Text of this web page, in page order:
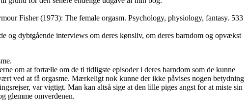
Fisher (1973): The female orgasm. Psychology, physiology, fantasy. 533
og dybtgående interviews om deres kønsliv, om deres barndom og opvækst
om at fortælle om de ti tidligste episoder i deres barndom som de kunne
ved at få orgasme. Mærkeligt nok kunne der ikke påvises nogen betydning
var vigtigt. Man kan altså sige at den lille piges angst for at miste sin
glemme omverdenen.